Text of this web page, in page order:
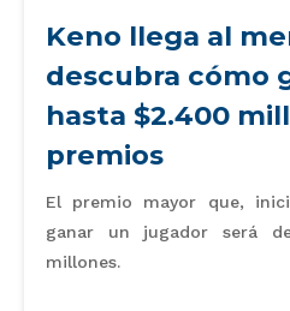
Keno llega al
descubra cómo
hasta $2.400
premios
El premio mayor que,
ganar un jugador será
millones.